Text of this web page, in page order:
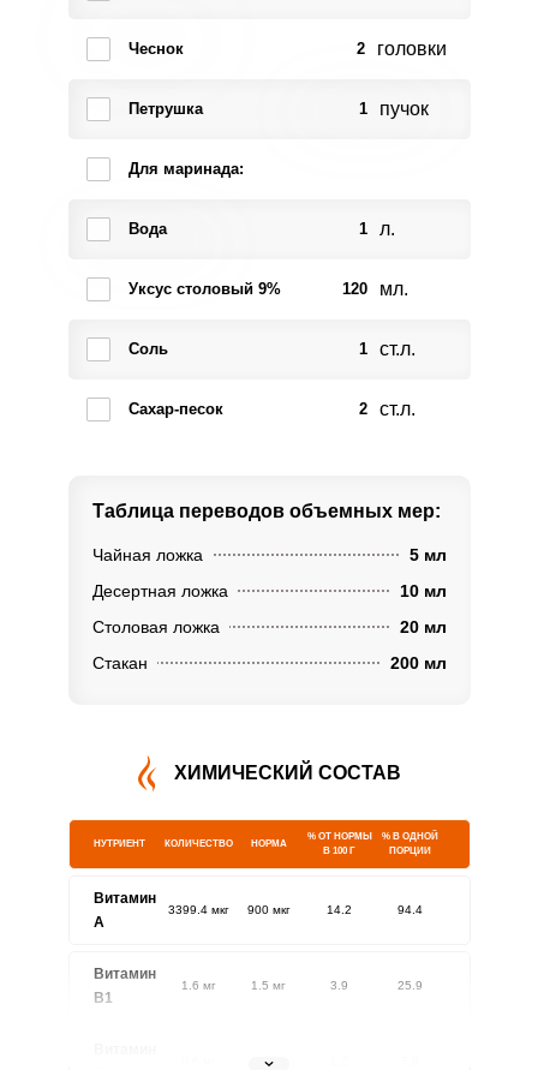
Чеснок 2 головки
Петрушка 1 пучок
Для маринада:
Вода 1 л.
Уксус столовый 9% 120 мл.
Соль 1 ст.л.
Сахар-песок 2 ст.л.
Таблица переводов объемных мер:
Чайная ложка
5 мл
Десертная ложка
10 мл
Столовая ложка
20 мл
Стакан
200 мл
ХИМИЧЕСКИЙ СОСТАВ
НУТРИЕНТ КОЛИЧЕСТВО НОРМА
% ОТ НОРМЫ
В 100 Г
% В ОДНОЙ
ПОРЦИИ
Витамин
A
3399.4 мкг 900 мкг 14.2 94.4
Витамин
В1
1.6 мг 1.5 мг 3.9 25.9
1.8 мг